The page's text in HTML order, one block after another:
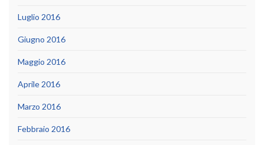
Luglio 2016
Giugno 2016
Maggio 2016
Aprile 2016
Marzo 2016
Febbraio 2016